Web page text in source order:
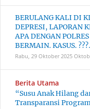
BERULANG KALI DI
DEPRESI, LAPORAN
APA DENGAN
BERMAIN. KASUS. ???.
Rabu, 29 Oktober 2025
Berita Utama
“Susu Anak Hilang
Transparansi